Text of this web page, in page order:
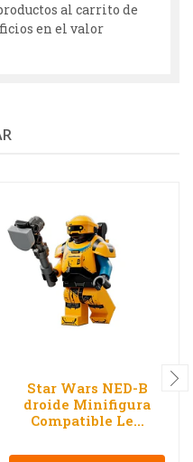
al carrito de
en el valor
Star Wars NED-B
droide Minifigura
Compatible Le...